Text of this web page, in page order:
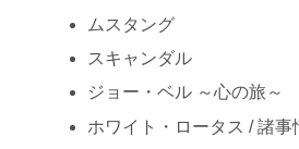
ムスタング
スキャンダル
ジョー・ベル ～心の旅～
ホワイト・ロータス / 諸